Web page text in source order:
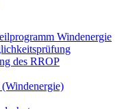
Windenergie
des RROP